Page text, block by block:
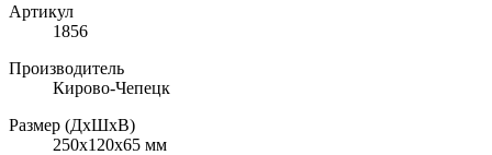
Артикул
1856
Производитель
Кирово-Чепецк
Размер (ДхШхВ)
250х120х65 мм